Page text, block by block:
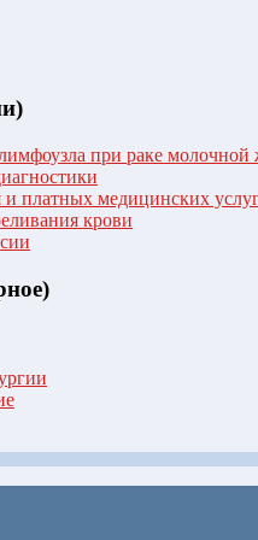
при раке молочной
и платных медицинских
крови